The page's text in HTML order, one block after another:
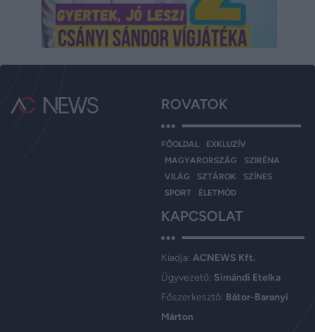
ROVATOK
FŐOLDAL
EXKLUZÍV
MAGYARORSZÁG
SZIRÉNA
VILÁG
SZTÁROK
SZÍNES
SPORT
ÉLETMÓD
KAPCSOLAT
Kiadja: ACNEWS Kft.
Ügyvezető: Simándi Etelka
Főszerkesztő: Bátor-Baranyi
Márton